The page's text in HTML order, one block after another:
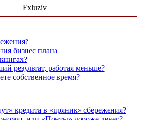
Exluziv
бизнес плана
результат, работая меньше?
собственное время?
кредита в «пряник» сбережения?